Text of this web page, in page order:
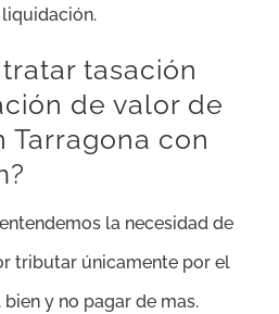
tasación
de valor de
Tarragona con
la necesidad de
tributar únicamente por el
y no pagar de mas.